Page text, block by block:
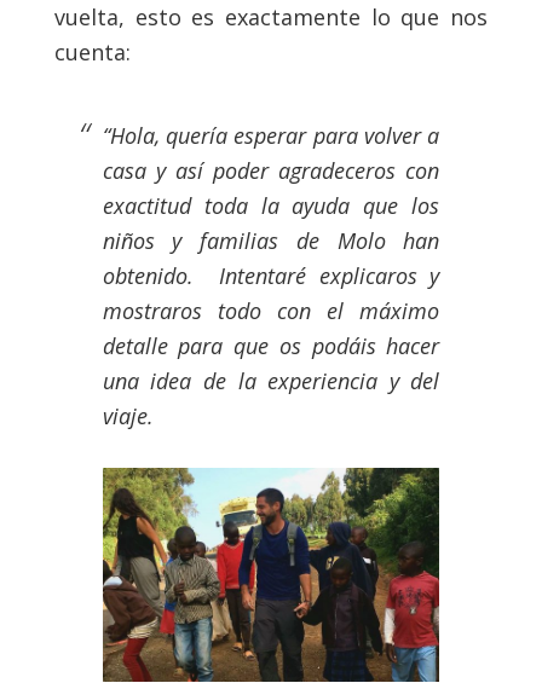
vuelta, esto es exactamente lo que nos
cuenta:
“Hola, quería esperar para volver a
casa y así poder agradeceros con
exactitud toda la ayuda que los
niños y familias de Molo han
obtenido. Intentaré explicaros y
mostraros todo con el máximo
detalle para que os podáis hacer
una idea de la experiencia y del
viaje.